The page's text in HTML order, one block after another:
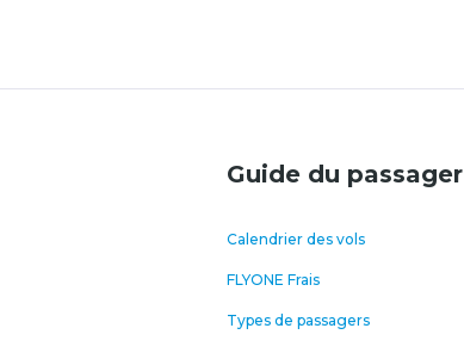
Guide du passager
Calendrier des vols
FLYONE Frais
Types de passagers